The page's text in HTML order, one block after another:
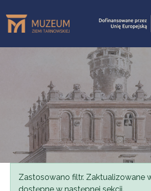
Komunikat
Zastosowano filtr. Zaktualizowane